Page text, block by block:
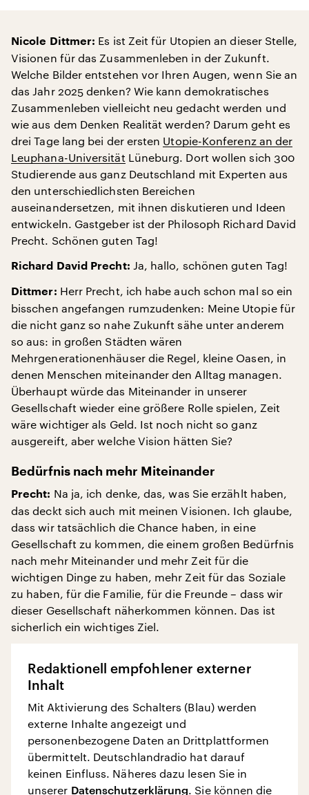
Nicole Dittmer: Es ist Zeit für Utopien an dieser Stelle,
Visionen für das Zusammenleben in der Zukunft.
Welche Bilder entstehen vor Ihren Augen, wenn Sie an
das Jahr 2025 denken? Wie kann demokratisches
Zusammenleben vielleicht neu gedacht werden und
wie aus dem Denken Realität werden? Darum geht es
drei Tage lang bei der ersten Utopie-Konferenz an der
Leuphana-Universität Lüneburg. Dort wollen sich 300
Studierende aus ganz Deutschland mit Experten aus
den unterschiedlichsten Bereichen
auseinandersetzen, mit ihnen diskutieren und Ideen
entwickeln. Gastgeber ist der Philosoph Richard David
Precht. Schönen guten Tag!
Richard David Precht: Ja, hallo, schönen guten Tag!
Dittmer: Herr Precht, ich habe auch schon mal so ein
bisschen angefangen rumzudenken: Meine Utopie für
die nicht ganz so nahe Zukunft sähe unter anderem
so aus: in großen Städten wären
Mehrgenerationenhäuser die Regel, kleine Oasen, in
denen Menschen miteinander den Alltag managen.
Überhaupt würde das Miteinander in unserer
Gesellschaft wieder eine größere Rolle spielen, Zeit
wäre wichtiger als Geld. Ist noch nicht so ganz
ausgereift, aber welche Vision hätten Sie?
Bedürfnis nach mehr Miteinander
Precht: Na ja, ich denke, das, was Sie erzählt haben,
das deckt sich auch mit meinen Visionen. Ich glaube,
dass wir tatsächlich die Chance haben, in eine
Gesellschaft zu kommen, die einem großen Bedürfnis
nach mehr Miteinander und mehr Zeit für die
wichtigen Dinge zu haben, mehr Zeit für das Soziale
zu haben, für die Familie, für die Freunde – dass wir
dieser Gesellschaft näherkommen können. Das ist
sicherlich ein wichtiges Ziel.
Redaktionell empfohlener externer
Inhalt
Mit Aktivierung des Schalters (Blau) werden
externe Inhalte angezeigt und
personenbezogene Daten an Drittplattformen
übermittelt. Deutschlandradio hat darauf
keinen Einfluss. Näheres dazu lesen Sie in
unserer Datenschutzerklärung. Sie können die